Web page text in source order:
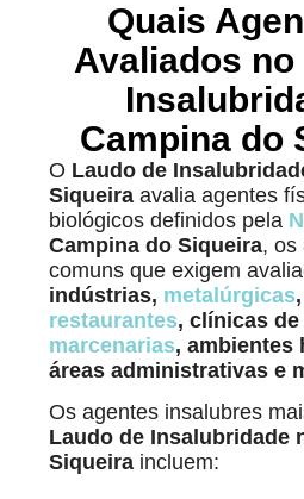
Quais
Avaliados no
Campina do
O Laudo de
Siqueira avalia agentes
biológicos definidos pela
Campina do Siqueira, os
comuns que exigem
indústrias, metalúrgicas
restaurantes, clínicas de
marcenarias, ambientes
áreas administrativas e
Os agentes insalubres
Laudo de Insalubridade
Siqueira incluem: